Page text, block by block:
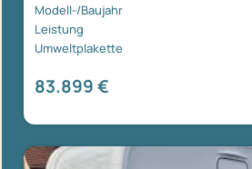
Modell-/Baujahr
Leistung
Umweltplakette
83.899 €